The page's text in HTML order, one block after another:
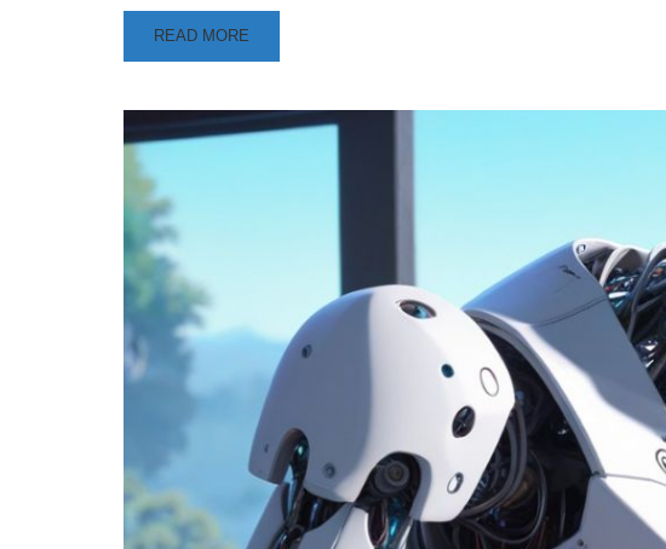
READ
MORE
ΨΗΦΙΑΚΌ
ΜΆΡΚΕΤΙΝΓΚ
ΕΡΓΑΛΕΊΑ
ΤΕΧΝΗΤΉΣ
ΝΟΗΜΟΣΎΝΗΣ
READ MORE